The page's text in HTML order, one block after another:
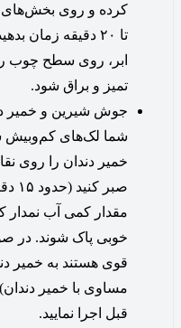
تا ۲۰ دقیقه
ابر، روی سطح چوب
تمیز و براق شود.
جوش شیرین و خمیر
شما لک‌های کم‌و‌بیش
خمیر دندان را روی
مقدار کمی آب نمدار
خوبی پاک شوند. در
قوی هستند به خمیر
مساوی با خمیر
قبل اجرا نمایید.